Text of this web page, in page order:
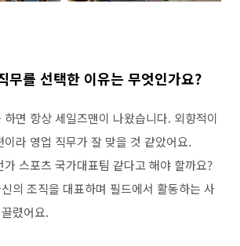
무를 선택한 이유는 무엇인가요?
하면 항상 세일즈맨이 나왔습니다. 외향적이
이라 영업 직무가 잘 맞을 것 같았어요.
가 스포츠 국가대표팀 같다고 해야 할까요?
의 조직을 대표하며 필드에서 활동하는 사
렸어요.